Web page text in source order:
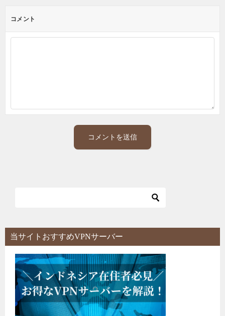
コメント
当サイトおすすめVPNサーバー